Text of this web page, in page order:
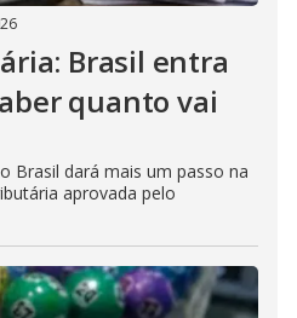
Brasil entra
quanto vai
Brasil dará mais um passo na
aprovada pelo